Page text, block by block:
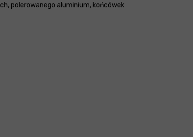
polerowanego aluminium, końcówek